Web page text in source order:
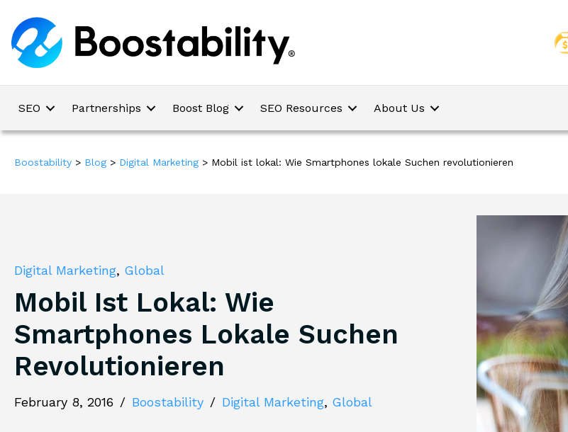
SEO Partnerships Boost Blog SEO Resources About Us
Boostability > Blog > Digital Marketing > Mobil ist lokal: Wie Smartphones lokale Suchen revolutionieren
Digital Marketing, Global
Mobil Ist Lokal: Wie
Smartphones Lokale Suchen
Revolutionieren
February 8, 2016 / Boostability / Digital Marketing, Global